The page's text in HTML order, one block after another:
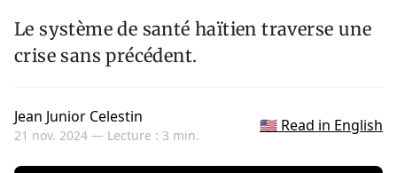
Le système de santé haïtien traverse une
crise sans précédent.
Jean Junior Celestin
21 nov. 2024 — Lecture : 3 min.
🇺🇸 Read in English